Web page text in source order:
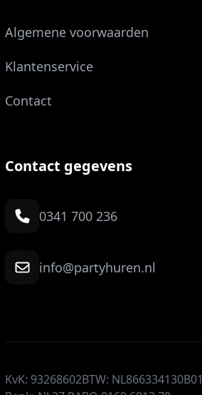
Algemene voorwaarden
Klantenservice
Contact
Contact gegevens
0341 700 236
info@partyhuren.nl
KvK: 93268602BTW: NL866334130B01